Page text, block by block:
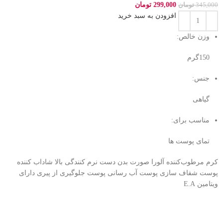
345,000 تومان 299,000 تومان
افزودن به سبد خرید
وزن خالص:
150گرم
جنس:
گیاهی
مناسب برای:
تمای پوست ها
کرم مرطوب‌کننده آلورا صورت بدن دست نرم کنندگی بالا شاداب کننده
پوست شفاف سازی پوست آب رسانی پوست جلوگیری از پیری دارای
ویتامین E.A